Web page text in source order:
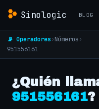
Sinologic BLOG
📡 Operadores›Números›
951556161
¿Quién
951556161?